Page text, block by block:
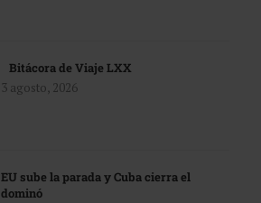
Bitácora de Viaje LXX
3 agosto, 2026
EU sube la parada y Cuba cierra el
dominó